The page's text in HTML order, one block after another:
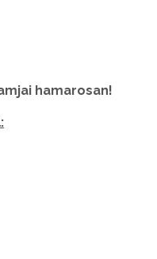
hamarosan!